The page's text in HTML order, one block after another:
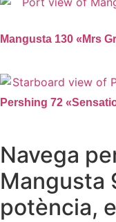
Mangusta 130 «Mrs
Pershing 72
Navega
Mangusta
potència,